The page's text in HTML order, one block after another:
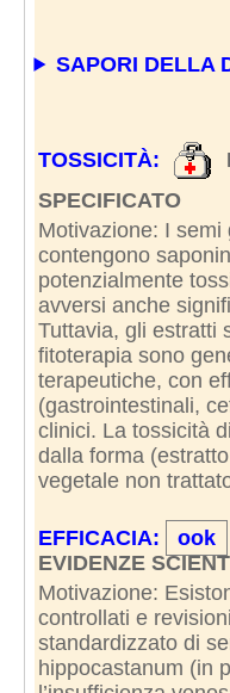
SAPORI DELLA
TOSSICITÀ:
SPECIFICATO
Motivazione: I semi
contengono
potenzialmente
avversi anche
Tuttavia, gli estratti
fitoterapia sono
terapeutiche, con
(gastrointestinali,
clinici. La tossicità
dalla forma
vegetale non
EFFICACIA: ook
EVIDENZE
Motivazione:
controllati e
standardizzato di
hippocastanum (in